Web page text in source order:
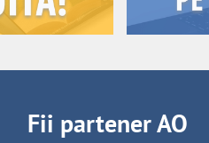
Fii partener AO